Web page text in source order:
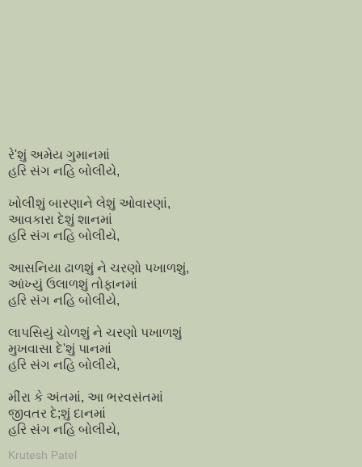
રે'શું અમેય ગુમાનમાં
હરિ સંગ નહિ બોલીયે,
ખોલીશું બારણાને લેશું ઓવારણાં,
આવકારા દેશું શાનમાં
હરિ સંગ નહિ બોલીયે,
આસનિયા ઢાળશું ને ચરણો પખાળશું,
આંખ્યું ઉલાળશું તોફાનમાં
હરિ સંગ નહિ બોલીયે,
લાપસિયું ચોળશું ને ચરણો પખાળશું
મુખવાસા દે'શું પાનમાં
હરિ સંગ નહિ બોલીયે,
મીંરા કે અંતમાં, આ ભરવસંતમાં
જીવતર દે;શું દાનમાં
હરિ સંગ નહિ બોલીયે,
Krutesh Patel